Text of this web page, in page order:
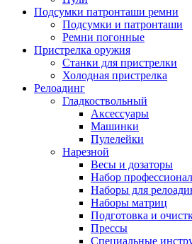
Подсумки патронташи ремни
Подсумки и патронташи
Ремни погонные
Пристрелка оружия
Станки для пристрелки
Холодная пристрелка
Релоадинг
Гладкоствольный
Аксессуары
Машинки
Пулелейки
Нарезной
Весы и дозаторы
Набор
Наборы для
Наборы матриц
Подготовка и
Прессы
Специальные